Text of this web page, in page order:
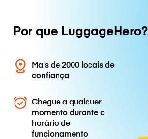
Por que LuggageHero?
Mais de 2000 locais de
confiança
Chegue a qualquer
momento durante o
horário de
funcionamento